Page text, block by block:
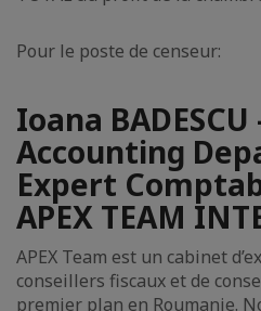
Pour le poste de censeur:
Ioana
Accounting
Expert
APEX TEAM
APEX Team est un cabinet
conseillers fiscaux et de
premier plan en Roumanie.